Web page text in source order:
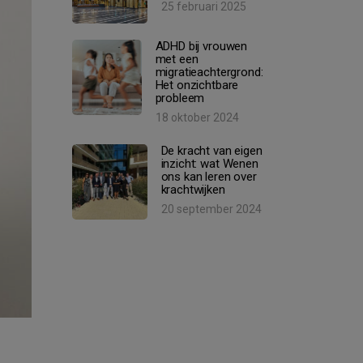
25 februari 2025
ADHD bij vrouwen
met een
migratieachtergrond:
Het onzichtbare
probleem
18 oktober 2024
De kracht van eigen
inzicht: wat Wenen
ons kan leren over
krachtwijken
20 september 2024